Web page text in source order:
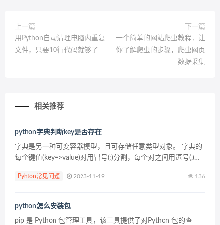
上一篇
用Python自动清理电脑内重复
文件，只要10行代码就够了
下一篇
一个简单的网站爬虫教程，让
你了解爬虫的步骤，爬虫网页
数据采集
相关推荐
python字典判断key是否存在
字典是另一种可变容器模型，且可存储任意类型对象。 字典的
每个键值(key=>value)对用冒号(:)分割，每个对之间用逗号(,)分
Pyhton常见问题 2023-11-19 136
python怎么安装包
pip 是 Python 包管理工具，该工具提供了对Python 包的查